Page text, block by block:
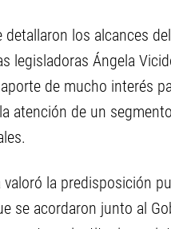
detallaron los alcances
legisladoras Ángela
de mucho interés
atención de un
valoró la predisposición
se acordaron junto al